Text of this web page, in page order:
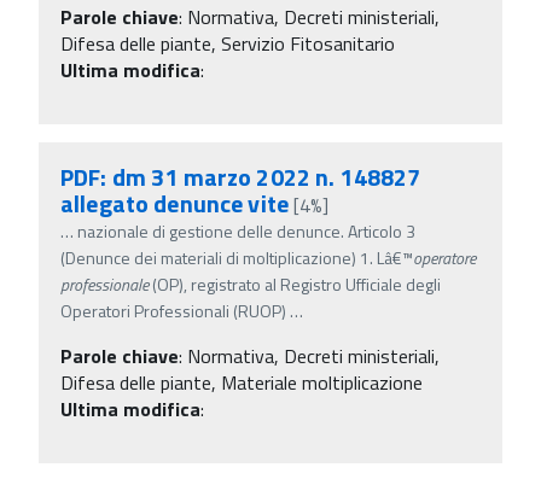
Parole chiave: Normativa, Decreti ministeriali,
Difesa delle piante, Servizio Fitosanitario
Ultima modifica:
PDF: dm 31 marzo 2022 n. 148827
allegato denunce vite[4%]
… nazionale di gestione delle denunce. Articolo 3
(Denunce dei materiali di moltiplicazione) 1. Lâ€™operatore
professionale(OP), registrato al Registro Ufficiale degli
Operatori Professionali (RUOP) …
Parole chiave: Normativa, Decreti ministeriali,
Difesa delle piante, Materiale moltiplicazione
Ultima modifica: